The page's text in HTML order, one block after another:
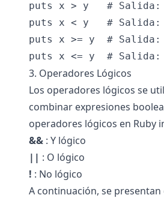
puts x > y   #
puts x < y   # Salida:
puts x >= y  #
3. Operadores Lógicos
Los operadores lógicos se
combinar expresiones
operadores lógicos en Ruby
&& : Y lógico
|| : O lógico
! : No lógico
A continuación, se